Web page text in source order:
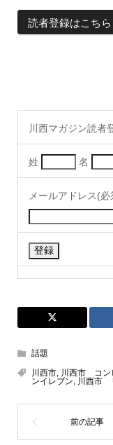
読者登録はこちら
川西マガジン読者
姓 名
メールアドレス(必
話題
川西市, 川西市 コン
ンイレブン, 川西市